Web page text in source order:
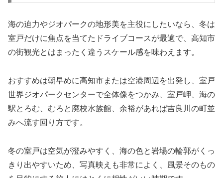
海の迫力やジオパークの地形美を主役にしたいなら、冬は
室戸だけに焦点を当てたドライブコースが最適で、高知市
の街観光とはまったく違うスケール感を味わえます。
おすすめは朝早めに高知市または空港周辺を出発し、室戸
世界ジオパークセンターで全体像をつかみ、室戸岬、海の
駅とろむ、むろと廃校水族館、余裕があれば吉良川の町並
みへ流す回り方です。
冬の室戸は空気が澄みやすく、海の色と岩場の輪郭がくっ
きり出やすいため、写真映えも非常によく、風景そのもの